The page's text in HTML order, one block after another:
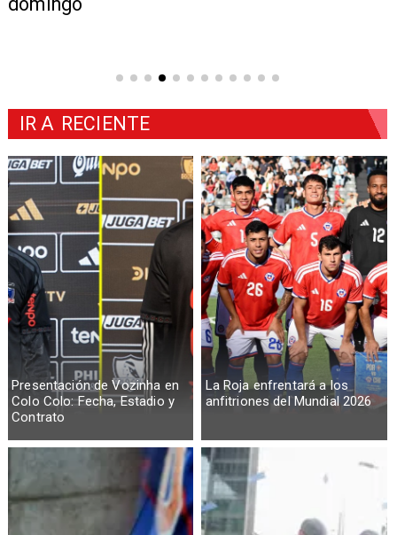
Presentación de Vozinha en
Colo Colo: Fecha, Estadio y
Contrato
La Roja enfrentará a los
anfitriones del Mundial 2026
IR A RECIENTE